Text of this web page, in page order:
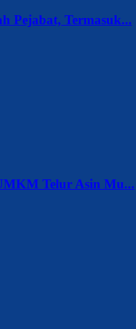
Pejabat, Termasuk...
Telur Asin Mu...